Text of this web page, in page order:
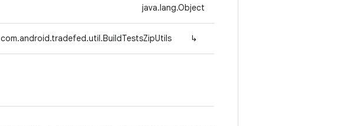
java.lang.Object
↳
com.android.tradefed.util.BuildTestsZipUtils